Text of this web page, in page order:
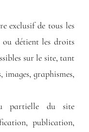
exclusif de tous les
détient les droits
sur le site, tant
graphismes,
partielle du site
publication,